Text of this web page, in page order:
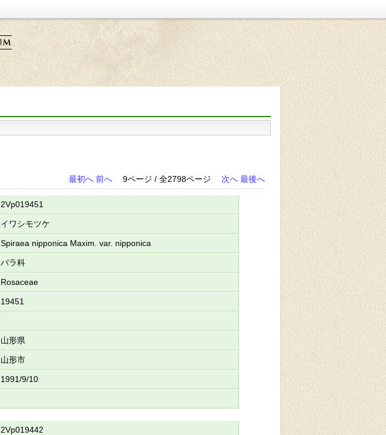
最初へ 前へ 9ページ / 全2798ページ 次へ 最後へ
2Vp019451
イワシモツケ
Spiraea nipponica Maxim. var. nipponica
バラ科
Rosaceae
19451
山形県
山形市
1991/9/10
2Vp019442